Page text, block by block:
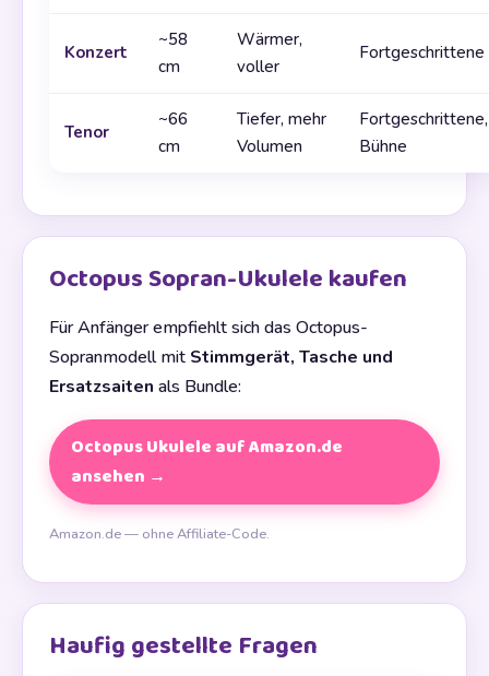
Konzert
~58
cm
Wärmer,
voller
Fortgeschrittene
Tenor
~66
cm
Tiefer, mehr
Volumen
Fortgeschrittene,
Bühne
Octopus Sopran-Ukulele kaufen
Für Anfänger empfiehlt sich das Octopus-
Sopranmodell mit Stimmgerät, Tasche und
Ersatzsaiten als Bundle:
Octopus Ukulele auf Amazon.de
ansehen →
Amazon.de — ohne Affiliate-Code.
Haufig gestellte Fragen